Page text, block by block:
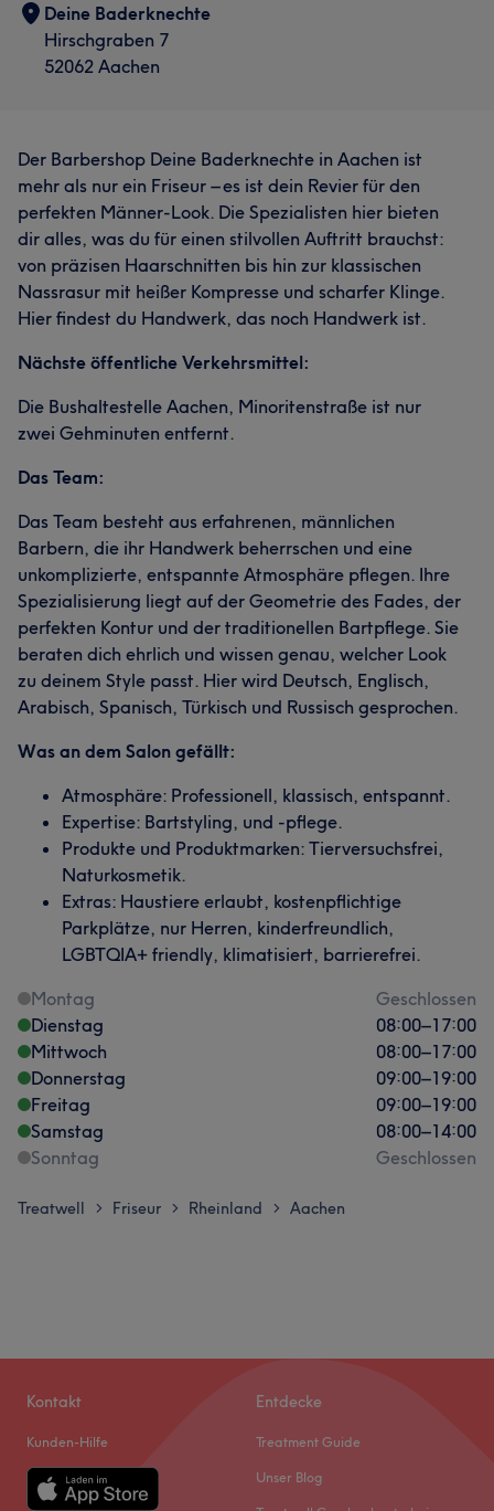
Deine Baderknechte
Hirschgraben 7
52062 Aachen
Der Barbershop Deine Baderknechte in Aachen ist
mehr als nur ein Friseur – es ist dein Revier für den
perfekten Männer-Look. Die Spezialisten hier bieten
dir alles, was du für einen stilvollen Auftritt brauchst:
von präzisen Haarschnitten bis hin zur klassischen
Nassrasur mit heißer Kompresse und scharfer Klinge.
Hier findest du Handwerk, das noch Handwerk ist.
Nächste öffentliche Verkehrsmittel:
Die Bushaltestelle Aachen, Minoritenstraße ist nur
zwei Gehminuten entfernt.
Das Team:
Das Team besteht aus erfahrenen, männlichen
Barbern, die ihr Handwerk beherrschen und eine
unkomplizierte, entspannte Atmosphäre pflegen. Ihre
Spezialisierung liegt auf der Geometrie des Fades, der
perfekten Kontur und der traditionellen Bartpflege. Sie
beraten dich ehrlich und wissen genau, welcher Look
zu deinem Style passt. Hier wird Deutsch, Englisch,
Arabisch, Spanisch, Türkisch und Russisch gesprochen.
Was an dem Salon gefällt:
Atmosphäre: Professionell, klassisch, entspannt.
Expertise: Bartstyling, und -pflege.
Produkte und Produktmarken: Tierversuchsfrei,
Naturkosmetik.
Extras: Haustiere erlaubt, kostenpflichtige
Parkplätze, nur Herren, kinderfreundlich,
LGBTQIA+ friendly, klimatisiert, barrierefrei.
Montag
Geschlossen
Dienstag
08:00–17:00
Mittwoch
08:00–17:00
Donnerstag
09:00–19:00
Freitag
09:00–19:00
Samstag
08:00–14:00
Sonntag
Geschlossen
Treatwell > Friseur > Rheinland > Aachen
Kontakt
Kunden-Hilfe
Entdecke
Treatment Guide
Unser Blog